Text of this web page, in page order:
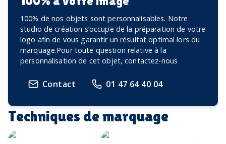
100% de nos objets sont personnalisables. Notre
studio de création s’occupe de la préparation de votre
logo afin de vous garantir un résultat optimal lors du
marquage.Pour toute question relative à la
personnalisation de cet objet, contactez-nous
Contact 01 47 64 40 04
Techniques de marquage